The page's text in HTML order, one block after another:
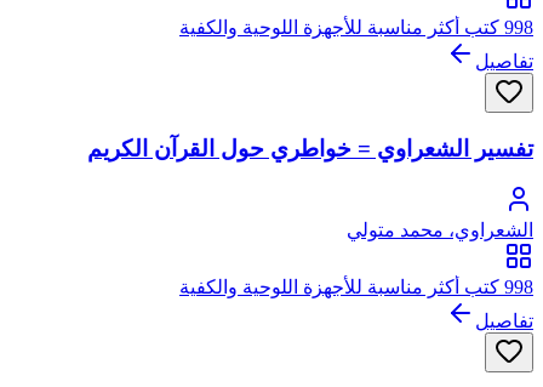
998 كتب أكثر مناسبة للأجهزة اللوحية والكفية
تفاصيل
تفسير الشعراوي = خواطري حول القرآن الكريم
الشعراوي، محمد متولي
998 كتب أكثر مناسبة للأجهزة اللوحية والكفية
تفاصيل